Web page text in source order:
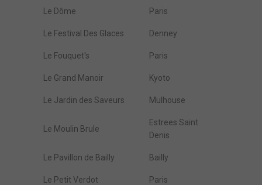
Le Dôme Paris
Le Festival Des Glaces Denney
Le Fouquet's Paris
Le Grand Manoir Kyoto
Le Jardin des Saveurs Mulhouse
Le Moulin Brule
Estrees Saint
Denis
Le Pavillon de Bailly Bailly
Le Petit Verdot Paris